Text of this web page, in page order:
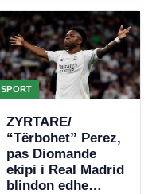
SPORT
ZYRTARE/
“Tërbohet” Perez,
pas Diomande
ekipi i Real Madrid
blindon edhe